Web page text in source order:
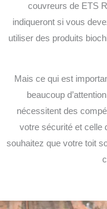
couvreurs de ETS
indiqueront si vous
utiliser des produits
Mais ce qui est
beaucoup
nécessitent des
votre sécurité et celle
souhaitez que votre toit